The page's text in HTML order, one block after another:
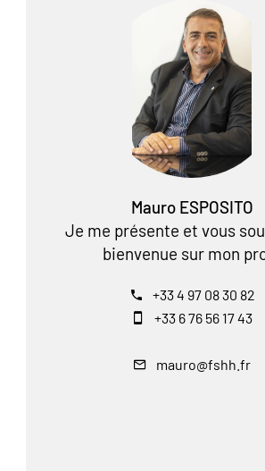
Mauro ESPOSITO
Je me présente et vous
bienvenue sur mon
+33 4 97 08 30 82
+33 6 76 56 17 43
mauro@fshh.fr